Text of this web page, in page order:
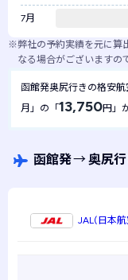
7月
※弊社の予約実績を元に算
なる場合がございますの
函館発奥尻行きの格安
月」の「 13,750円」
函館発→奥尻
JAL(日本